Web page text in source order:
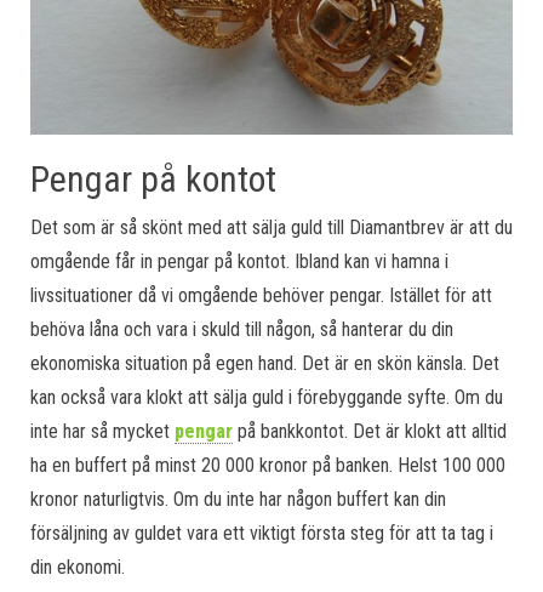
Pengar på kontot
Det som är så skönt med att sälja guld till Diamantbrev är att du
omgående får in pengar på kontot. Ibland kan vi hamna i
livssituationer då vi omgående behöver pengar. Istället för att
behöva låna och vara i skuld till någon, så hanterar du din
ekonomiska situation på egen hand. Det är en skön känsla. Det
kan också vara klokt att sälja guld i förebyggande syfte. Om du
inte har så mycket pengar på bankkontot. Det är klokt att alltid
ha en buffert på minst 20 000 kronor på banken. Helst 100 000
kronor naturligtvis. Om du inte har någon buffert kan din
försäljning av guldet vara ett viktigt första steg för att ta tag i
din ekonomi.